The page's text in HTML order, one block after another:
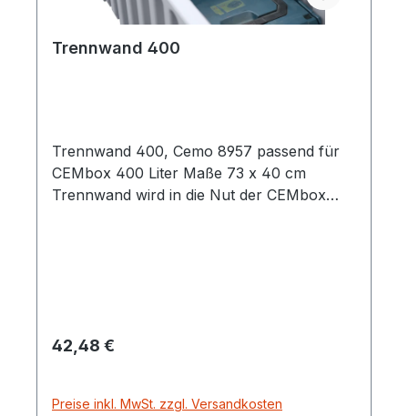
Trennwand 400
Trennwand 400, Cemo 8957 passend für
CEMbox 400 Liter Maße 73 x 40 cm
Trennwand wird in die Nut der CEMbox
Regulärer Preis:
42,48 €
Preise inkl. MwSt. zzgl. Versandkosten